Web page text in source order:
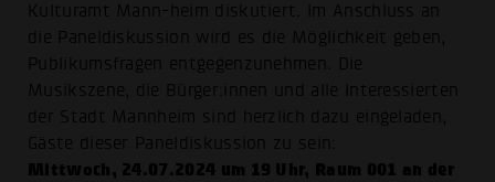
Kulturamt Mann-heim diskutiert. Im Anschluss an
die Paneldiskussion wird es die Möglichkeit geben,
Publikumsfragen entgegenzunehmen. Die
Musikszene, die Bürger:innen und alle Interessierten
der Stadt Mannheim sind herzlich dazu eingeladen,
Gäste dieser Paneldiskussion zu sein:
Mittwoch, 24.07.2024 um 19 Uhr, Raum 001 an der